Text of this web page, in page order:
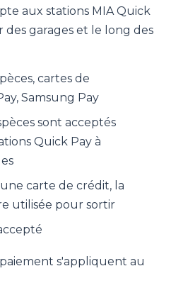
aux stations MIA Quick
des garages et le long des
cartes de
Samsung Pay
sont acceptés
Quick Pay à
carte de crédit, la
utilisée pour sortir
s'appliquent au